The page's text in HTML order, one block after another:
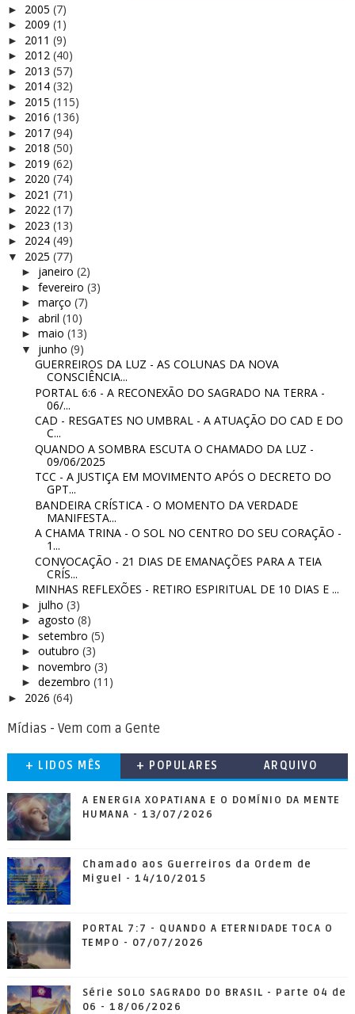
► 2005 (7)
► 2009 (1)
► 2011 (9)
► 2012 (40)
► 2013 (57)
► 2014 (32)
► 2015 (115)
► 2016 (136)
► 2017 (94)
► 2018 (50)
► 2019 (62)
► 2020 (74)
► 2021 (71)
► 2022 (17)
► 2023 (13)
► 2024 (49)
▼ 2025 (77)
► janeiro (2)
► fevereiro (3)
► março (7)
► abril (10)
► maio (13)
▼ junho (9)
GUERREIROS DA LUZ - AS COLUNAS DA NOVA
CONSCIÊNCIA...
PORTAL 6:6 - A RECONEXÃO DO SAGRADO NA TERRA -
06/...
CAD - RESGATES NO UMBRAL - A ATUAÇÃO DO CAD E DO
C...
QUANDO A SOMBRA ESCUTA O CHAMADO DA LUZ -
09/06/2025
TCC - A JUSTIÇA EM MOVIMENTO APÓS O DECRETO DO
GPT...
BANDEIRA CRÍSTICA - O MOMENTO DA VERDADE
MANIFESTA...
A CHAMA TRINA - O SOL NO CENTRO DO SEU CORAÇÃO -
1...
CONVOCAÇÃO - 21 DIAS DE EMANAÇÕES PARA A TEIA
CRÍS...
MINHAS REFLEXÕES - RETIRO ESPIRITUAL DE 10 DIAS E ...
► julho (3)
► agosto (8)
► setembro (5)
► outubro (3)
► novembro (3)
► dezembro (11)
► 2026 (64)
Mídias - Vem com a Gente
+ LIDOS MÊS + POPULARES ARQUIVO
A ENERGIA XOPATIANA E O DOMÍNIO DA MENTE
HUMANA - 13/07/2026
Chamado aos Guerreiros da Ordem de
Miguel - 14/10/2015
PORTAL 7:7 - QUANDO A ETERNIDADE TOCA O
TEMPO - 07/07/2026
Série SOLO SAGRADO DO BRASIL - Parte 04 de
06 - 18/06/2026